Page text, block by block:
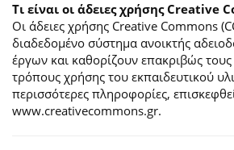
Τι είναι οι άδειες χρήσης Creative
Οι άδειες χρήσης Creative Commons
διαδεδομένο σύστημα ανοικτής
έργων και καθορίζουν επακριβώς τους
τρόπους χρήσης του εκπαιδευτικού
περισσότερες πληροφορίες,
www.creativecommons.gr.